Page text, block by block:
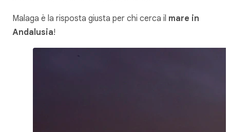
Malaga è la risposta giusta per chi cerca il mare in
Andalusia!